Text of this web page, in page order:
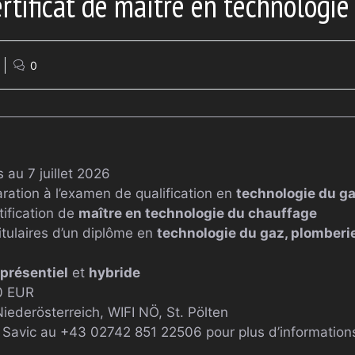
0
au 7 juillet 2026
à l’examen de qualification en technologie du
de maître en technologie du chauffage
d’un diplôme en technologie du gaz,
présentiel et hybride
WIFI NÖ, St. Pölten
au +43 02742 851 22506 pour plus